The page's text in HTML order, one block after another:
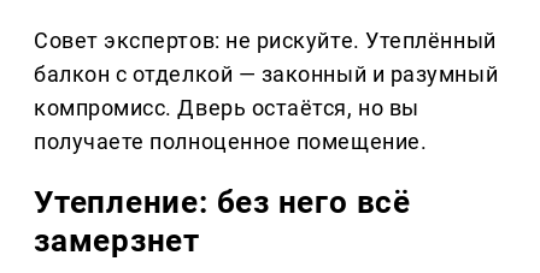
Совет экспертов: не рискуйте. Утеплённый
балкон с отделкой — законный и разумный
компромисс. Дверь остаётся, но вы
получаете полноценное помещение.
Утепление: без него всё
замерзнет